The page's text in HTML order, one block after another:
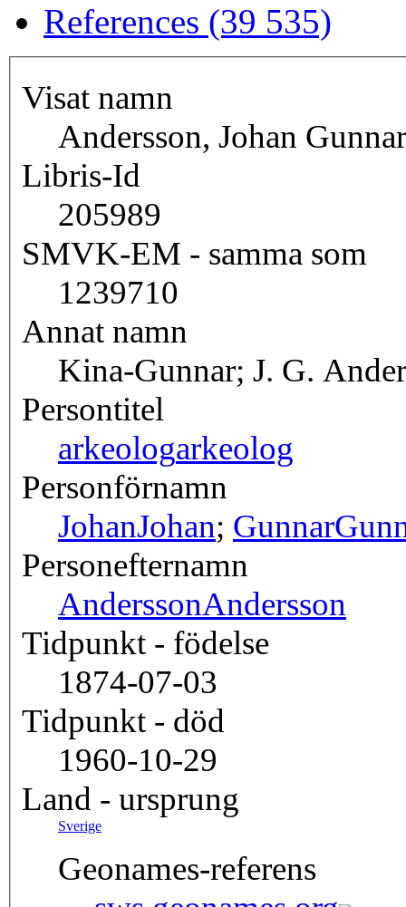
References (39 535)
Visat namn
Andersson, Johan Gunnar
Libris-Id
205989
SMVK-EM - samma som
1239710
Annat namn
Kina-Gunnar; J. G.
Persontitel
arkeologarkeolog
Personförnamn
JohanJohan; Gunnar
Personefternamn
AnderssonAndersson
Tidpunkt - födelse
1874-07-03
Tidpunkt - död
1960-10-29
Land - ursprung
Sverige
Geonames-referens